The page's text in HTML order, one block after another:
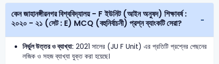
কেন জাহানঙ্গীরনগর বিশ্ববিদ্যালয় - F ইউনিট (আইন অনুষদ) শিক্ষাবর্ষ :
২০২০ - ২১ (সেট : E) MCQ (বহুনির্বাচনী) প্রশ্ন ব্যাংকটি সেরা?
নির্ভুল উত্তর ও ব্যাখ্যা: 2021 সালের (JU F Unit) এর প্রতিটি প্রশ্নের পেছনের
লজিক ও সহজ ব্যাখ্যা যুক্ত করা হয়েছে।